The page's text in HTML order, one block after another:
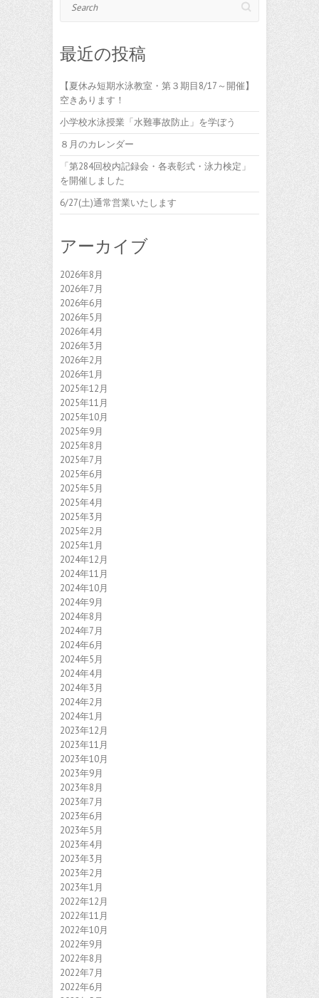
最近の投稿
【夏休み短期水泳教室・第３期目8/17～開催】
空きあります！
小学校水泳授業「水難事故防止」を学ぼう
８月のカレンダー
「第284回校内記録会・各表彰式・泳力検定」
を開催しました
6/27(土)通常営業いたします
アーカイブ
2026年8月
2026年7月
2026年6月
2026年5月
2026年4月
2026年3月
2026年2月
2026年1月
2025年12月
2025年11月
2025年10月
2025年9月
2025年8月
2025年7月
2025年6月
2025年5月
2025年4月
2025年3月
2025年2月
2025年1月
2024年12月
2024年11月
2024年10月
2024年9月
2024年8月
2024年7月
2024年6月
2024年5月
2024年4月
2024年3月
2024年2月
2024年1月
2023年12月
2023年11月
2023年10月
2023年9月
2023年8月
2023年7月
2023年6月
2023年5月
2023年4月
2023年3月
2023年2月
2023年1月
2022年12月
2022年11月
2022年10月
2022年9月
2022年8月
2022年7月
2022年6月